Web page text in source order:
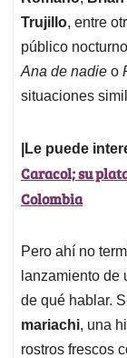
Trujillo, entre
público
Ana de nadie o
situaciones
|Le puede
Caracol; su
Colombia
Pero ahí no
lanzamiento de
de qué hablar.
mariachi, una
rostros frescos